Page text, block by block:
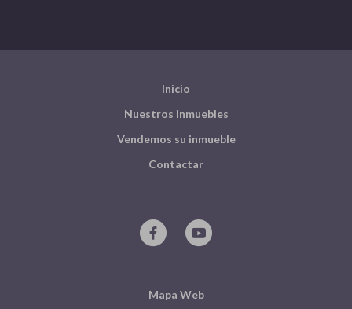
Inicio
Nuestros inmuebles
Vendemos su inmueble
Contactar
Mapa Web